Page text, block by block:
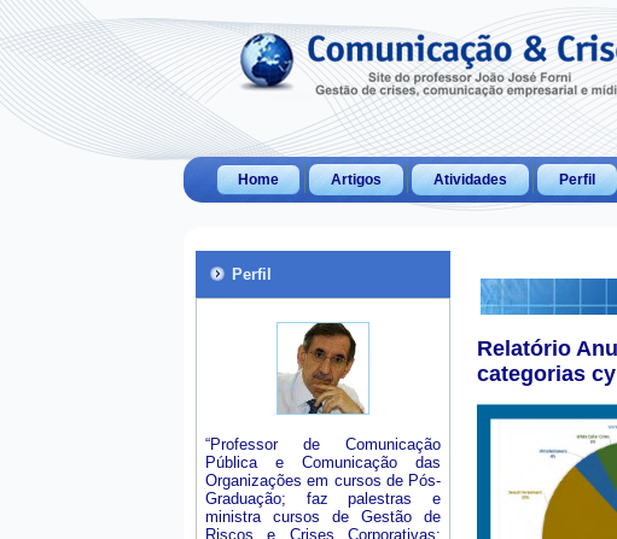
Home Artigos Atividades Perfil
Perfil
“Professor de Comunicação
Pública e Comunicação das
Organizações em cursos de Pós-
Graduação; faz palestras e
ministra cursos de Gestão de
Riscos e Crises Corporativas;
Relatório
categorias